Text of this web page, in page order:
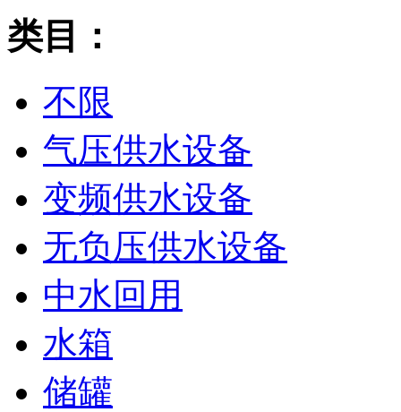
类目：
不限
气压供水设备
变频供水设备
无负压供水设备
中水回用
水箱
储罐